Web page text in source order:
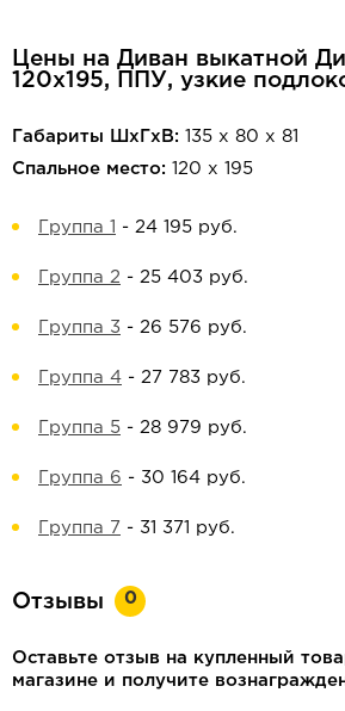
Цены на Диван выкатной
120х195, ППУ, узкие
Габариты ШхГхВ: 135 х 80 х 81
Спальное место: 120 х 195
Группа 1 - 24 195 руб.
Группа 2 - 25 403 руб.
Группа 3 - 26 576 руб.
Группа 4 - 27 783 руб.
Группа 5 - 28 979 руб.
Группа 6 - 30 164 руб.
Группа 7 - 31 371 руб.
Отзывы 0
Оставьте отзыв на купленный
магазине и получите